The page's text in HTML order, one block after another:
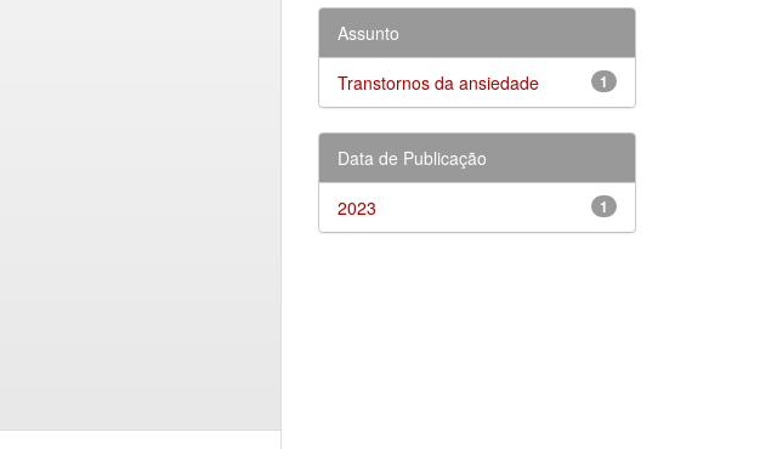
Assunto
1
Transtornos da ansiedade
Data de Publicação
1
2023